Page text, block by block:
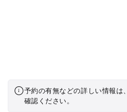
予約の有無などの詳しい情報は
確認ください。